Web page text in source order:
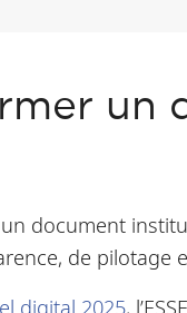
document
de pilotage
digital 2025,